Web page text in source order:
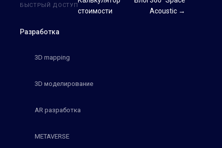
Разработка
3D mapping
3D моделирование
AR разработка
METAVERSE
БЫСТРЫЙ ДОСТУП
стоимости
Acoustic →